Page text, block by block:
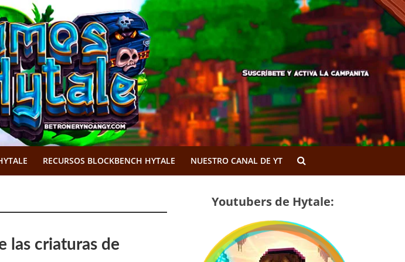
RECURSOS BLOCKBENCH HYTALE NUESTRO CANAL DE YT
las criaturas de
Youtubers de Hytale: